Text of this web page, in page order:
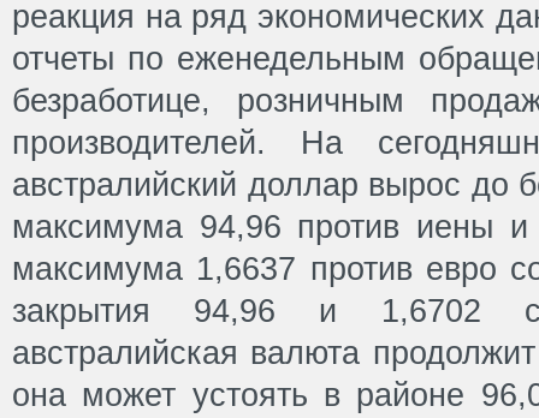
реакция на ряд экономических
отчеты по еженедельным
безработице, розничным
производителей. На
австралийский доллар вырос до
максимума 94,96 против иены и
максимума 1,6637 против евро
закрытия 94,96 и 1,6702
австралийская валюта
она может устоять в районе